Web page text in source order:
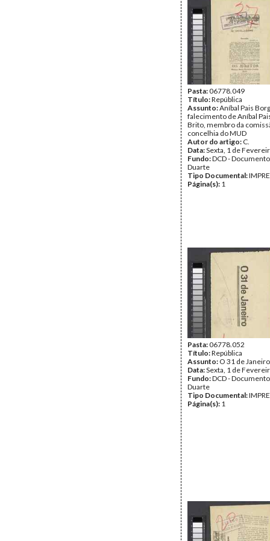
Pasta:06778.049
Título:República
Assunto:Aníbal Pais
falecimento de Aníbal
Brito, membro da
concelhia do MUD
Autor do artigo: C.
Data:Sexta, 1 de
Fundo:DCD -
Duarte
Tipo Documental:
Página(s): 1
Pasta:06778.052
Título:República
Assunto: O 31 de Janeiro
Data:Sexta, 1 de
Fundo:DCD -
Duarte
Tipo Documental:
Página(s): 1